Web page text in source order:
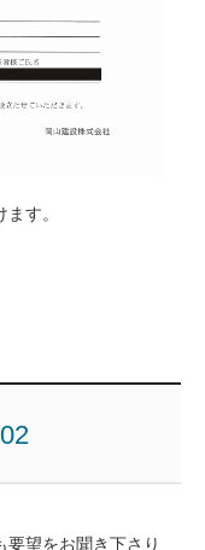
す。
望をお聞き下さり